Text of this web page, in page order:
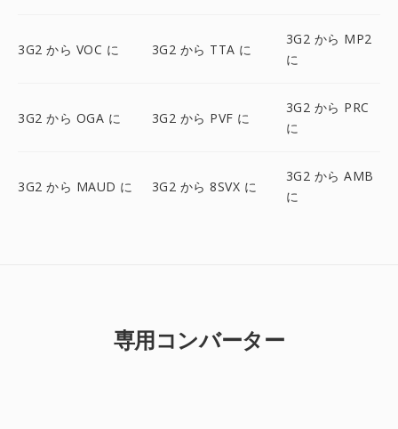
3G2 から VOC に 3G2 から TTA に
3G2 から MP2
に
3G2 から OGA に 3G2 から PVF に
3G2 から PRC
に
3G2 から MAUD に 3G2 から 8SVX に
3G2 から AMB
に
専用コンバーター